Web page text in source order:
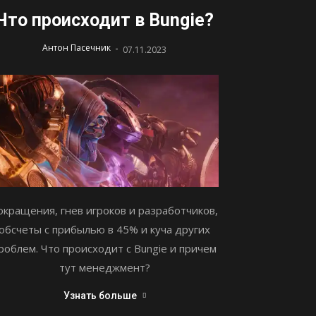
происходит в Bungie?
Антон Пасечник - 07.11.2023
гнев игроков и разработчиков,
с прибылью в 45% и куча других
Что происходит с Bungie и причем
тут менеджмент?
Узнать больше